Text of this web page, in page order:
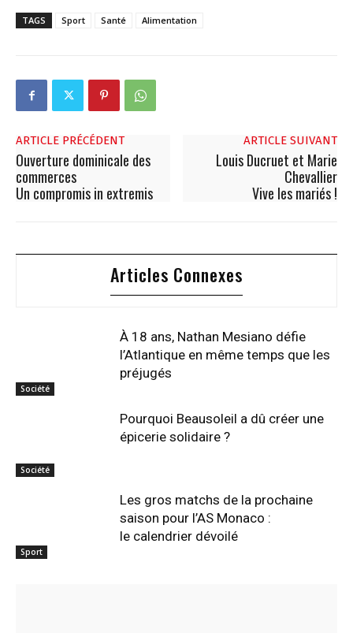
TAGS Sport Santé Alimentation
ARTICLE PRÉCÉDENT
Ouverture dominicale des
commerces
Un compromis in extremis
ARTICLE SUIVANT
Louis Ducruet et Marie
Chevallier
Vive les mariés !
Articles Connexes
Société
À 18 ans, Nathan Mesiano défie
l’Atlantique en même temps que les
préjugés
Société
Pourquoi Beausoleil a dû créer une
épicerie solidaire ?
Sport
Les gros matchs de la prochaine
saison pour l’AS Monaco :
le calendrier dévoilé